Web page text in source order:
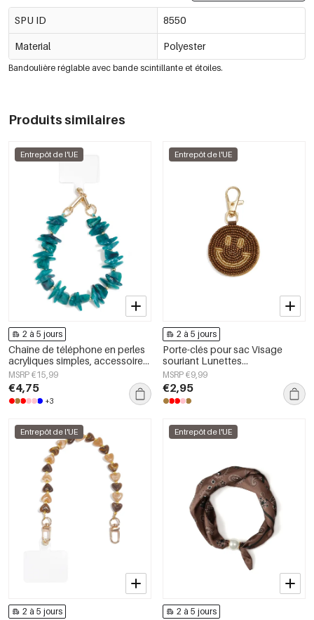
SPU ID 8550
Material Polyester
Bandoulière réglable avec bande scintillante et étoiles.
Produits similaires
Entrepôt de l'UE
2 à 5 jours
Chaîne de téléphone en perles
acryliques simples, accessoires
du quotidien
MSRP €15,99
€4,75
+3
Entrepôt de l'UE
2 à 5 jours
Porte-clés pour sac Visage
souriant Lunettes
décontractées Accessoires du
quotidien
MSRP €9,99
€2,95
Entrepôt de l'UE
2 à 5 jours
Entrepôt de l'UE
2 à 5 jours